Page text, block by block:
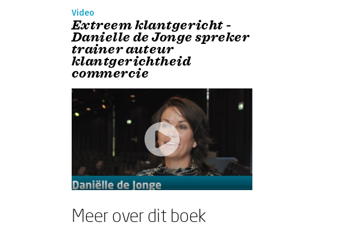
Video
Extreem klantgericht -
Danielle de Jonge spreker
trainer auteur
klantgerichtheid
commercie
Meer over dit boek